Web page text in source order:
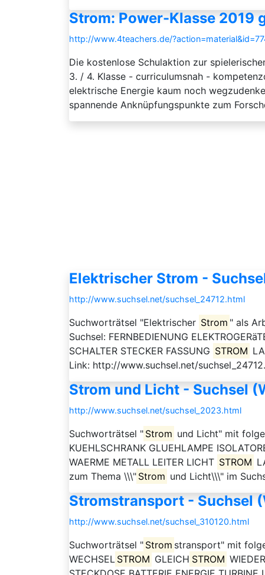
Strom: Power-Klasse 2019
http://www.4teachers.de/
Die kostenlose Schulaktion zur
3. / 4. Klasse - curriculumsnah -
elektrische Energie kaum noch
spannende Anknüpfungspunkte zum
Elektrischer Strom -
http://www.suchsel.net/suchsel_24712.html
Suchworträtsel "Elektrischer Strom " als
Suchsel: FERNBEDIENUNG
SCHALTER STECKER FASSUNG STROM
Link: http://www.suchsel.net/
Strom und Licht - Suchsel
http://www.suchsel.net/suchsel_2023.html
Suchworträtsel " Strom und Licht" mit
KUEHLSCHRANK GLUEHLAMPE
WAERME METALL LEITER LICHT STROM
zum Thema \\\" Strom und Licht\\\" im
Stromstransport - Suchsel
http://www.suchsel.net/suchsel_310120.html
Suchworträtsel " Strom stransport" mit
WECHSEL STROM GLEICH STROM